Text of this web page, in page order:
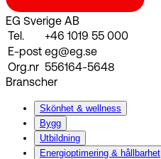
EG Sverige AB
Tel.
+46 1019 55 000
E-post eg@eg.se
Org.nr 556164-5648
Branscher
Skönhet & wellness
Bygg
Utbildning
Energi­optimering & hållbarhet